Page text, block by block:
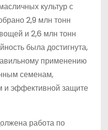
культур с
2,9 млн тонн
и 2,6 млн тонн
была достигнута,
применению
семенам,
и эффективной защите
работа по